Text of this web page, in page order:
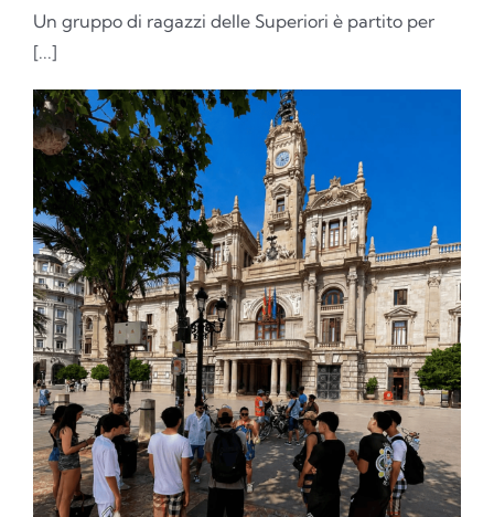
Un gruppo di ragazzi delle Superiori è partito per
[...]